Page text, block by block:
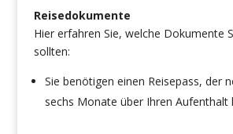
Reisedokumente
Hier erfahren Sie, welche Dokumente
sollten:
Sie benötigen einen Reisepass, der
sechs Monate über Ihren Aufenthalt